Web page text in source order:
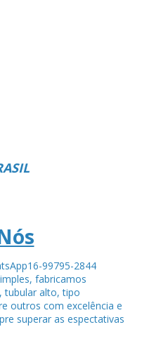
99795-2844
fabricamos
tubular alto, tipo
outros com excelência e
superar as espectativas